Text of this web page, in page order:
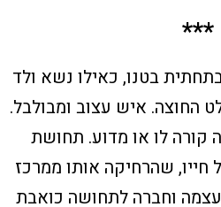
***
בטנו, כאילו נשא ולד
החוצה. איש עצוב ומבולבל.
קורה לו או מדוע. תחושת
חייו, שהרחיקה אותו ממרכז
וחברה לתחושה כואבת